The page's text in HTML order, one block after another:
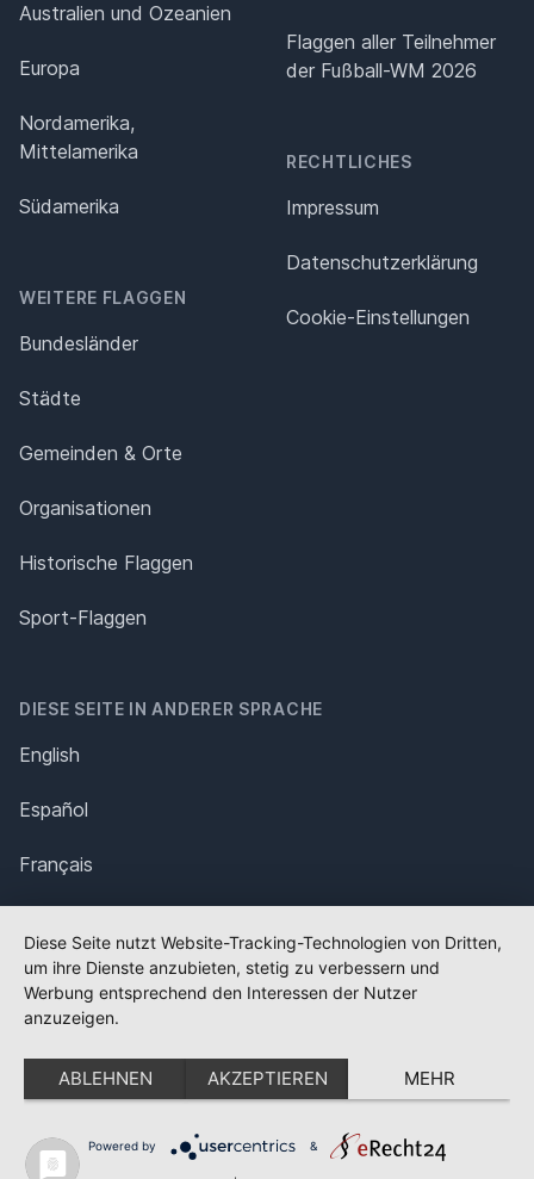
Australien und Ozeanien
Europa
Nordamerika,
Mittelamerika
Südamerika
WEITERE FLAGGEN
Bundesländer
Städte
Gemeinden & Orte
Organisationen
Historische Flaggen
Sport-Flaggen
Flaggen aller Teilnehmer
der Fußball-WM 2026
RECHTLICHES
Impressum
Datenschutz­erklärung
Cookie-Einstellungen
DIESE SEITE IN ANDERER SPRACHE
English
Español
Français
Polska
Português
Nederlands
Svenska
Diese Seite nutzt Website-Tracking-Technologien von Dritten,
um ihre Dienste anzubieten, stetig zu verbessern und
Werbung entsprechend den Interessen der Nutzer
anzuzeigen.
ABLEHNEN AKZEPTIEREN MEHR
Powered by &